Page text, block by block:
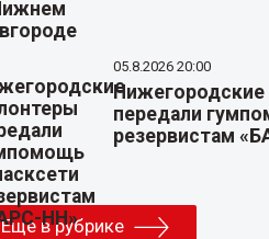
05.8.2026 20:00
передали
резервистам
Еще в рубрике